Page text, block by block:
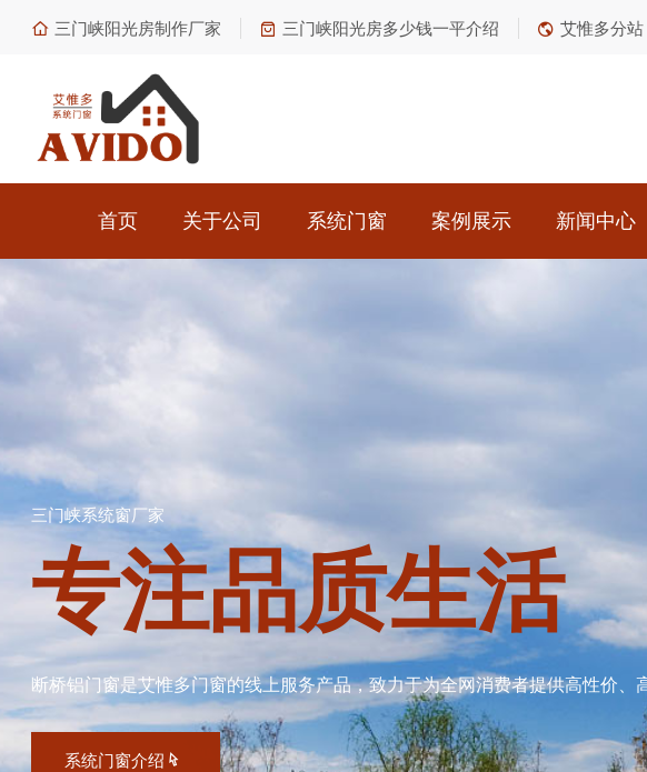
三门峡阳光房制作厂家 三门峡阳光房多少钱一平介绍 艾惟多分站
首页 关于公司 系统门窗 案例展示 新闻中心
三门峡系统窗厂家
专注品质生活
断桥铝门窗是艾惟多门窗的线上服务产品，致力于为全网消费者提供高性价、
系统门窗介绍